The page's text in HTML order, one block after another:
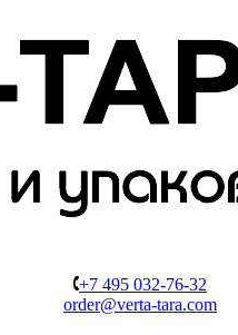
+7 495 032-76-32
order@verta-tara.com